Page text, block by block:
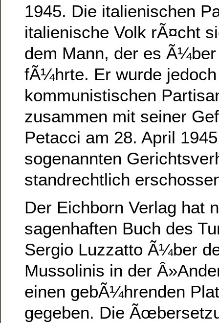
1945. Die italienischen
italienische Volk rÃ¤cht
dem Mann, der es
fÃ¼hrte. Er wurde
kommunistischen
zusammen mit seiner
Petacci am 28. April
sogenannten
standrechtlich
Der Eichborn Verlag hat
sagenhaften Buch des
Sergio Luzzatto Ã¼ber
Mussolinis in der
einen gebÃ¼hrenden
gegeben. Die